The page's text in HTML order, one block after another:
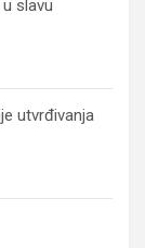
slavu
utvrđivanja